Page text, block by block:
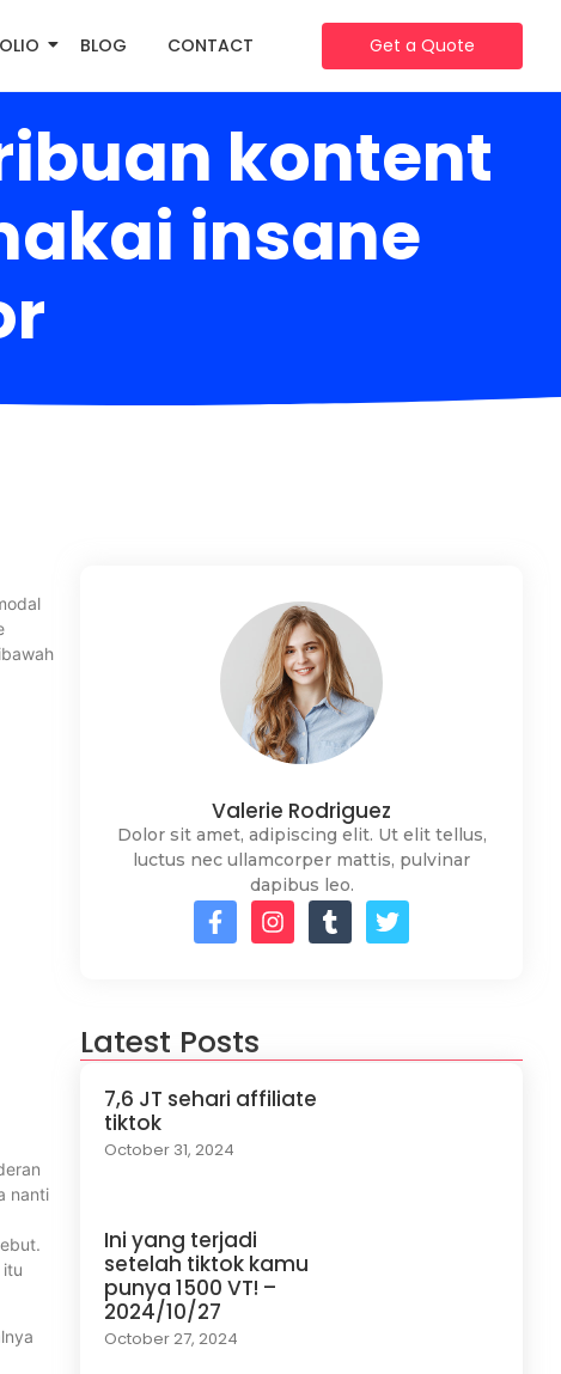
BLOG CONTACT Get a Quote
kontent
insane
nanti
Valerie Rodriguez
Dolor sit amet, adipiscing elit. Ut elit tellus,
luctus nec ullamcorper mattis, pulvinar
dapibus leo.
Latest Posts
7,6 JT sehari affiliate
tiktok
October 31, 2024
Ini yang terjadi
setelah tiktok kamu
punya 1500 VT! –
2024/10/27
October 27, 2024